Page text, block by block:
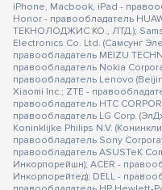
iPhone, Macbook, iPad -
Honor - правообладатель
ТЕКНОЛОДЖИС КО., ЛТД.);
Electronics Co. Ltd. (Самсунг
правообладатель MEIZU
правообладатель Nokia
правообладатель Lenovo
Xiaomi Inc.; ZTE -
правообладатель HTC
правообладатель LG Corp.
Koninklijke Philips N.V.
правообладатель Sony
правообладатель ASUSTeK
Инкорпорейшн); ACER -
Инкорпорейтед); DELL -